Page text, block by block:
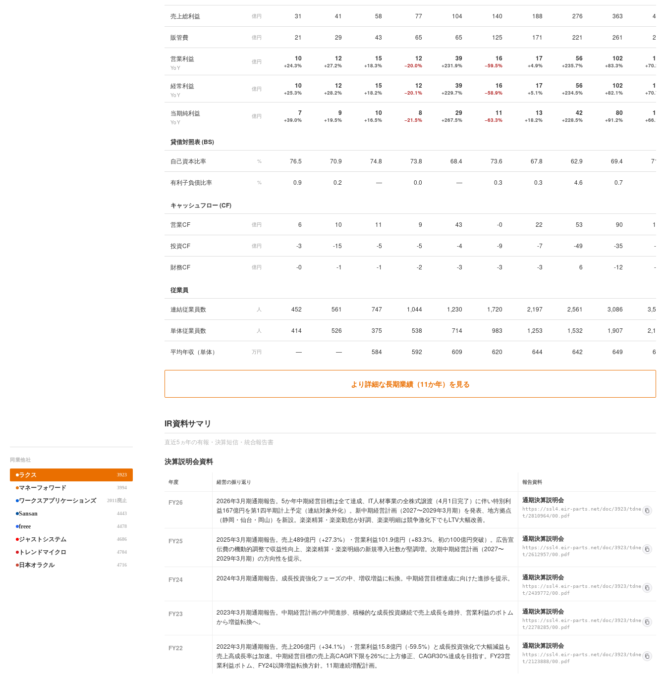
同業他社
ラクス 3923
マネーフォワード 3994
ワークスアプリケーションズ 2011廃止
Sansan 4443
freee 4478
ジャストシステム 4686
トレンドマイクロ 4704
日本オラクル 4716
売上総利益 億円 31 41 58 77 104 140 188 276 363 454
販管費 億円 21 29 43 65 65 125 171 221 261 281
営業利益
YoY
億円 10
+24.3%
12
+27.2%
15
+18.3%
12
−20.0%
39
+231.9%
16
−59.5%
17
+4.9%
56
+235.7%
102
+83.3%
173
+70.2%
経常利益
YoY
億円 10
+25.3%
12
+28.2%
15
+18.2%
12
−20.1%
39
+229.7%
16
−58.9%
17
+5.1%
56
+234.5%
102
+82.1%
174
+70.7%
当期純利益
YoY
億円 7
+39.0%
9
+19.5%
10
+16.5%
8
−21.5%
29
+267.5%
11
−63.3%
13
+18.2%
42
+228.5%
80
+91.2%
133
+66.1%
貸借対照表 (BS)
自己資本比率 % 76.5 70.9 74.8 73.8 68.4 73.6 67.8 62.9 69.4 71.2
有利子負債比率 % 0.9 0.2 — 0.0 — 0.3 0.3 4.6 0.7
キャッシュフロー (CF)
営業CF 億円 6 10 11 9 43 -0 22 53 90 134
投資CF 億円 -3 -15 -5 -5 -4 -9 -7 -49 -35 -28
財務CF 億円 -0 -1 -1 -2 -3 -3 -3 6 -12 -80
従業員
連結従業員数 人 452 561 747 1,044 1,230 1,720 2,197 2,561 3,086 3,569
単体従業員数 人 414 526 375 538 714 983 1,253 1,532 1,907 2,190
平均年収（単体） 万円 — — 584 592 609 620 644 642 649 665
より詳細な長期業績（11か年）を見る
IR資料サマリ
直近5ヵ年の有報・決算短信・統合報告書
決算説明会資料
年度 経営の振り返り 報告資料
FY26
2026年3月期通期報告。5か年中期経営目標は全て達成、IT人材事業の全株式譲渡（4月1日完了）に伴い特別利
益167億円を第1四半期計上予定（連結対象外化）。新中期経営計画（2027〜2029年3月期）を発表、地方拠点
（静岡・仙台・岡山）を新設。楽楽精算・楽楽勤怠が好調、楽楽明細は競争激化下でもLTV大幅改善。
通期決算説明会
https://ssl4.eir-parts.net/doc/3923/tdne
t/2810964/00.pdf
FY25
2025年3月期通期報告。売上489億円（+27.3%）・営業利益101.9億円（+83.3%、初の100億円突破）。広告宣
伝費の機動的調整で収益性向上、楽楽精算・楽楽明細の新規導入社数が堅調増。次期中期経営計画（2027〜
2029年3月期）の方向性を提示。
通期決算説明会
https://ssl4.eir-parts.net/doc/3923/tdne
t/2612957/00.pdf
FY24 2024年3月期通期報告。成長投資強化フェーズの中、増収増益に転換。中期経営目標達成に向けた進捗を提示。 通期決算説明会
https://ssl4.eir-parts.net/doc/3923/tdne
t/2439772/00.pdf
FY23
2023年3月期通期報告。中期経営計画の中間進捗、積極的な成長投資継続で売上成長を維持、営業利益のボトム
から増益転換へ。
通期決算説明会
https://ssl4.eir-parts.net/doc/3923/tdne
t/2278285/00.pdf
FY22
2022年3月期通期報告。売上206億円（+34.1%）・営業利益15.8億円（-59.5%）と成長投資強化で大幅減益も
売上高成長率は加速。中期経営目標の売上高CAGR下限を26%に上方修正、CAGR30%達成を目指す。FY23営
業利益ボトム、FY24以降増益転換方針。11期連続増配計画。
通期決算説明会
https://ssl4.eir-parts.net/doc/3923/tdne
t/2123888/00.pdf